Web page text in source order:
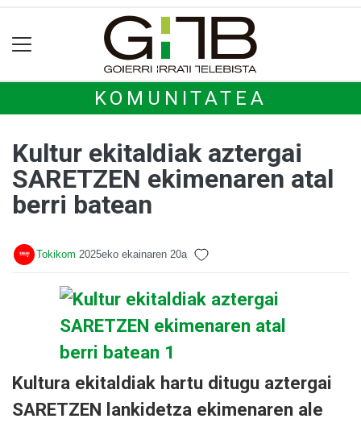
KOMUNITATEA
Kultur ekitaldiak aztergai
SARETZEN ekimenaren atal
berri batean
Tokikom 2025eko ekainaren 20a
Kultura ekitaldiak hartu ditugu aztergai
SARETZEN lankidetza ekimenaren ale